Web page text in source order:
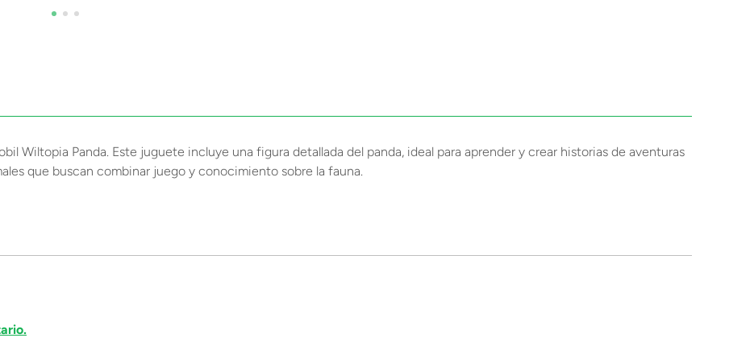
Wiltopia Panda. Este juguete incluye una figura detallada del panda, ideal para aprender y crear historias de aventuras
que buscan combinar juego y conocimiento sobre la fauna.